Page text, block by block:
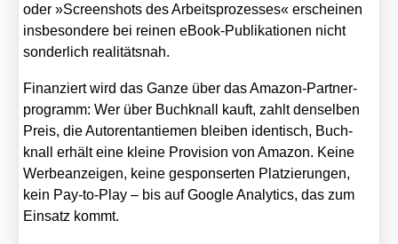
oder »Screen­shots des Arbeits­pro­zes­ses« erschei­nen
ins­be­son­de­re bei rei­nen eBook-Publi­ka­tio­nen nicht
son­der­lich rea­li­täts­nah.
Finan­ziert wird das Gan­ze über das Ama­zon-Part­ner­
pro­gramm: Wer über Buch­knall kauft, zahlt den­sel­ben
Preis, die Autoren­tan­tie­men blei­ben iden­tisch, Buch­
knall erhält eine klei­ne Pro­vi­si­on von Ama­zon. Kei­ne
Wer­be­an­zei­gen, kei­ne gespon­ser­ten Plat­zie­run­gen,
kein Pay-to-Play – bis auf Goog­le Ana­ly­tics, das zum
Ein­satz kommt.